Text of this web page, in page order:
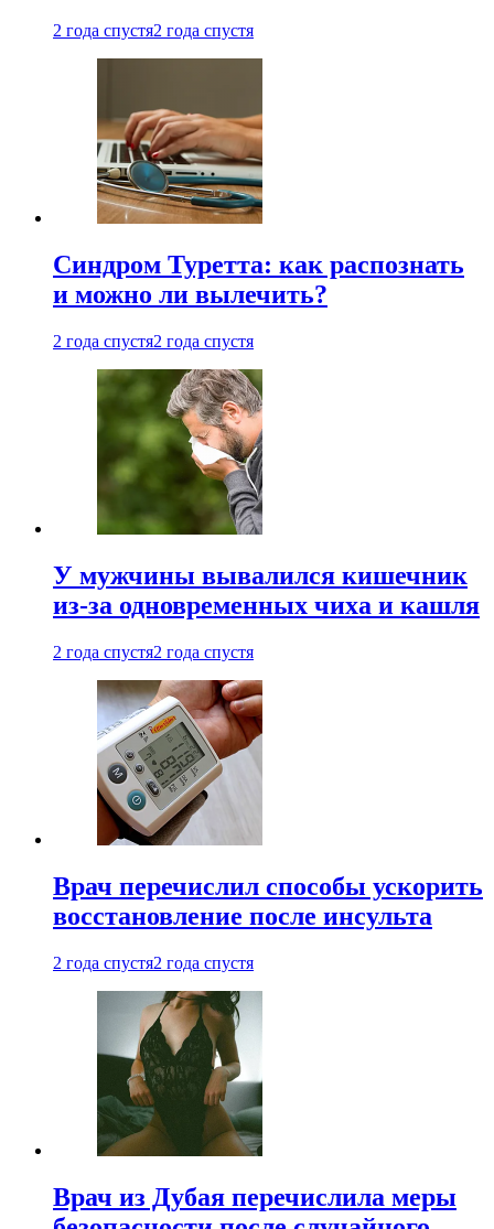
2 года спустя2 года спустя
Синдром Туретта: как распознать
и можно ли вылечить?
2 года спустя2 года спустя
У мужчины вывалился кишечник
из-за одновременных чиха и кашля
2 года спустя2 года спустя
Врач перечислил способы ускорить
восстановление после инсульта
2 года спустя2 года спустя
Врач из Дубая перечислила меры